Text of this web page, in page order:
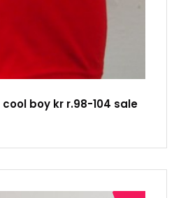
boy kr r.98-104 sale